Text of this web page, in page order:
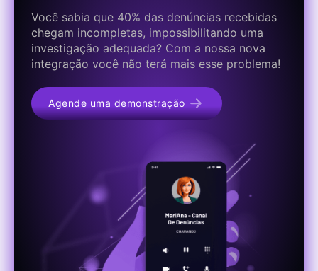
Você sabia que 40% das denúncias recebidas
chegam incompletas, impossibilitando uma
investigação adequada? Com a nossa nova
integração você não terá mais esse problema!
Agende uma demonstração